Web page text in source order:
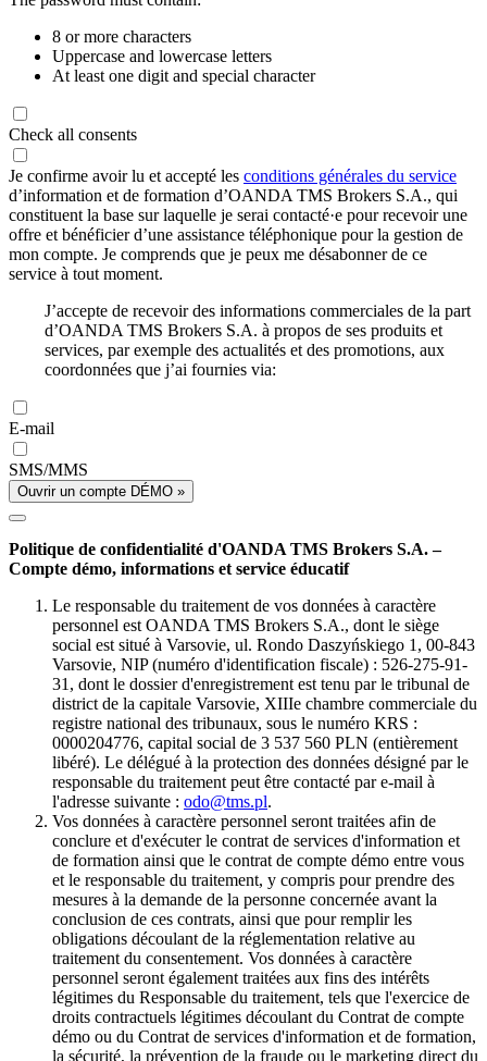
8 or more characters
Uppercase and lowercase letters
At least one digit and special character
Check all consents
Je confirme avoir lu et accepté les conditions générales du service
d’information et de formation d’OANDA TMS Brokers S.A., qui
constituent la base sur laquelle je serai contacté·e pour recevoir une
offre et bénéficier d’une assistance téléphonique pour la gestion de
mon compte. Je comprends que je peux me désabonner de ce
service à tout moment.
J’accepte de recevoir des informations commerciales de la part
d’OANDA TMS Brokers S.A. à propos de ses produits et
services, par exemple des actualités et des promotions, aux
coordonnées que j’ai fournies via:
E-mail
SMS/MMS
Ouvrir un compte DÉMO »
Politique de confidentialité d'OANDA TMS Brokers S.A. –
Compte démo, informations et service éducatif
Le responsable du traitement de vos données à caractère
personnel est OANDA TMS Brokers S.A., dont le siège
social est situé à Varsovie, ul. Rondo Daszyńskiego 1, 00-843
Varsovie, NIP (numéro d'identification fiscale) : 526-275-91-
31, dont le dossier d'enregistrement est tenu par le tribunal de
district de la capitale Varsovie, XIIIe chambre commerciale du
registre national des tribunaux, sous le numéro KRS :
0000204776, capital social de 3 537 560 PLN (entièrement
libéré). Le délégué à la protection des données désigné par le
responsable du traitement peut être contacté par e-mail à
l'adresse suivante : odo@tms.pl.
Vos données à caractère personnel seront traitées afin de
conclure et d'exécuter le contrat de services d'information et
de formation ainsi que le contrat de compte démo entre vous
et le responsable du traitement, y compris pour prendre des
mesures à la demande de la personne concernée avant la
conclusion de ces contrats, ainsi que pour remplir les
obligations découlant de la réglementation relative au
traitement du consentement. Vos données à caractère
personnel seront également traitées aux fins des intérêts
légitimes du Responsable du traitement, tels que l'exercice de
droits contractuels légitimes découlant du Contrat de compte
démo ou du Contrat de services d'information et de formation,
la sécurité, la prévention de la fraude ou le marketing direct du